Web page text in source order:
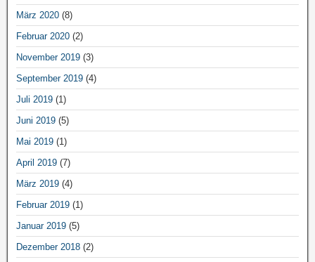
März 2020 (8)
Februar 2020 (2)
November 2019 (3)
September 2019 (4)
Juli 2019 (1)
Juni 2019 (5)
Mai 2019 (1)
April 2019 (7)
März 2019 (4)
Februar 2019 (1)
Januar 2019 (5)
Dezember 2018 (2)